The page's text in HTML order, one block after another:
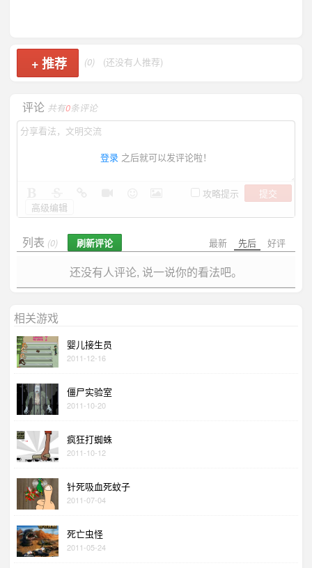
+推荐 (0) (还没有人推荐)
评论 共有0条评论
登录 之后就可以发评论啦！
攻略提示
提交
高级编辑
最新 先后 好评
列表 (0) 刷新评论
还没有人评论, 说一说你的看法吧。
相关游戏
婴儿接生员
2011-12-16
僵尸实验室
2011-10-20
疯狂打蜘蛛
2011-10-12
针死吸血死蚊子
2011-07-04
死亡虫怪
2011-05-24